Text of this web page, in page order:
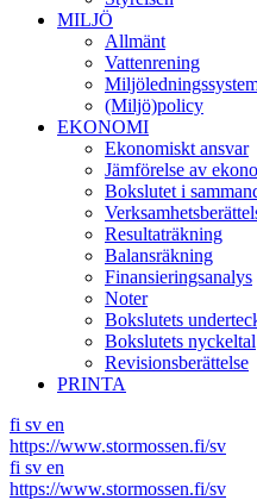
MILJÖ
Allmänt
Vattenrening
(Miljö)policy
EKONOMI
Ekonomiskt ansvar
Jämförelse av
Bokslutet i
Resultaträkning
Balansräkning
Finansieringsanalys
Noter
Bokslutets
Bokslutets nyckeltal
Revisionsberättelse
PRINTA
fi sv en
https://www.stormossen.fi/sv
fi sv en
https://www.stormossen.fi/sv